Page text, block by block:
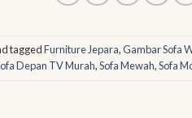
taggedFurniture Jepara,Gambar Sofa
Depan TV Murah,Sofa Mewah,Sofa